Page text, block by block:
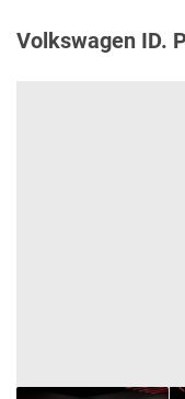
Volkswagen ID.